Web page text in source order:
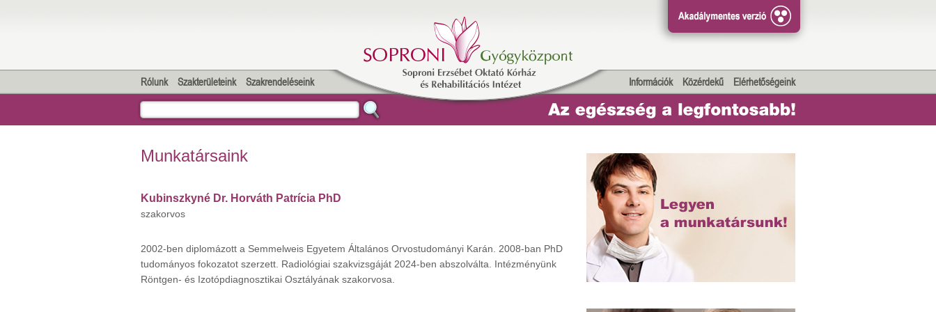
Rólunk Szakterületeink Szakrendeléseink Információk Közérdekű Elérhetőségeink
Munkatársaink
Kubinszkyné Dr. Horváth Patrícia PhD
szakorvos
2002-ben diplomázott a Semmelweis Egyetem Általános Orvostudományi Karán. 2008-ban PhD
tudományos fokozatot szerzett. Radiológiai szakvizsgáját 2024-ben abszolválta. Intézményünk
Röntgen- és Izotópdiagnosztikai Osztályának szakorvosa.